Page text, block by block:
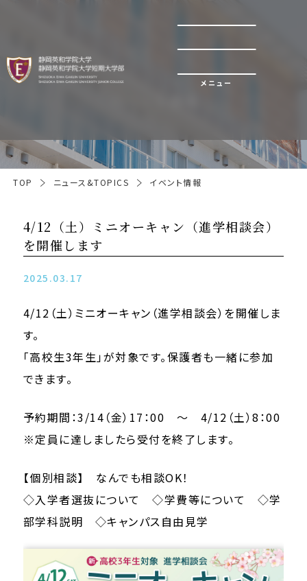
メニュー
TOP ニュース&TOPICS イベント情報
4/12（土）ミニオーキャン（進学相談会）
を開催します
2025.03.17
4/12（土）ミニオーキャン（進学相談会）を開催しま
す。
「高校生3年生」が対象です。保護者も一緒に参加
できます。
予約期間：3/14（金）17：00 ～ 4/12（土）8：00
※定員に達しましたら受付を終了します。
【個別相談】 なんでも相談OK！
◇入学者選抜について ◇学費等について ◇学
部学科説明 ◇キャンパス自由見学